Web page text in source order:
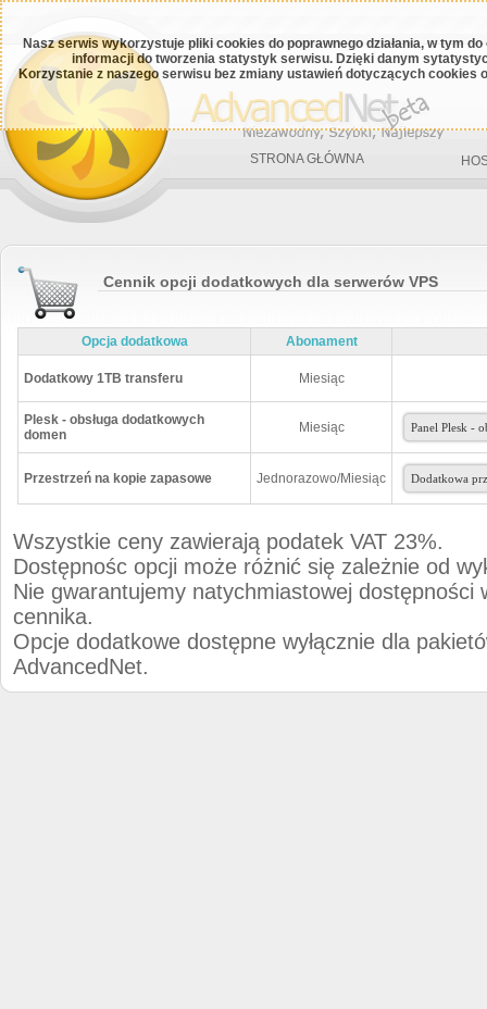
Nasz serwis wykorzystuje pliki cookies do poprawnego działania, w tym
informacji do tworzenia statystyk serwisu. Dzięki danym
Korzystanie z naszego serwisu bez zmiany ustawień dotyczących cookies
STRONA GŁÓWNA
Cennik opcji dodatkowych dla serwerów VPS
Opcja dodatkowa Abonament
Dodatkowy 1TB transferu Miesiąc
Plesk - obsługa dodatkowych
domen
Miesiąc
Przestrzeń na kopie zapasowe Jednorazowo/Miesiąc
Wszystkie ceny zawierają podatek VAT 23%.
Dostępnośc opcji może różnić się zależnie od
Nie gwarantujemy natychmiastowej dostępności
cennika.
Opcje dodatkowe dostępne wyłącznie dla
AdvancedNet.